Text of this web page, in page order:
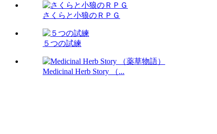
さくらと小狼のＲＰＧ
５つの試練
Medicinal Herb Story （...